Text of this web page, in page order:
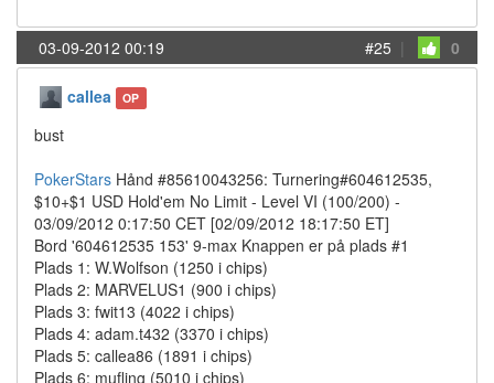
03-09-2012 00:19 #25 | 0
callea OP
bust
PokerStars Hånd #85610043256: Turnering#604612535,
$10+$1 USD Hold'em No Limit - Level VI (100/200) -
03/09/2012 0:17:50 CET [02/09/2012 18:17:50 ET]
Bord '604612535 153' 9-max Knappen er på plads #1
Plads 1: W.Wolfson (1250 i chips)
Plads 2: MARVELUS1 (900 i chips)
Plads 3: fwit13 (4022 i chips)
Plads 4: adam.t432 (3370 i chips)
Plads 5: callea86 (1891 i chips)
Plads 6: mufling (5010 i chips)